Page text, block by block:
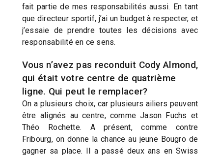
fait partie de mes responsabilités aussi. En tant
que directeur sportif, j’ai un budget à respecter, et
j’essaie de prendre toutes les décisions avec
responsabilité en ce sens.
Vous n’avez pas reconduit Cody Almond,
qui était votre centre de quatrième
ligne. Qui peut le remplacer?
On a plusieurs choix, car plusieurs ailiers peuvent
être alignés au centre, comme Jason Fuchs et
Théo Rochette. A présent, comme contre
Fribourg, on donne la chance au jeune Bougro de
gagner sa place. Il a passé deux ans en Swiss